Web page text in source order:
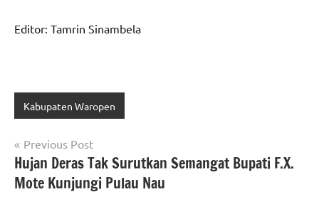
Editor: Tamrin Sinambela
Kabupaten Waropen
Navigasi
pos
Previous Post
Hujan Deras Tak Surutkan Semangat Bupati F.X.
Mote Kunjungi Pulau Nau